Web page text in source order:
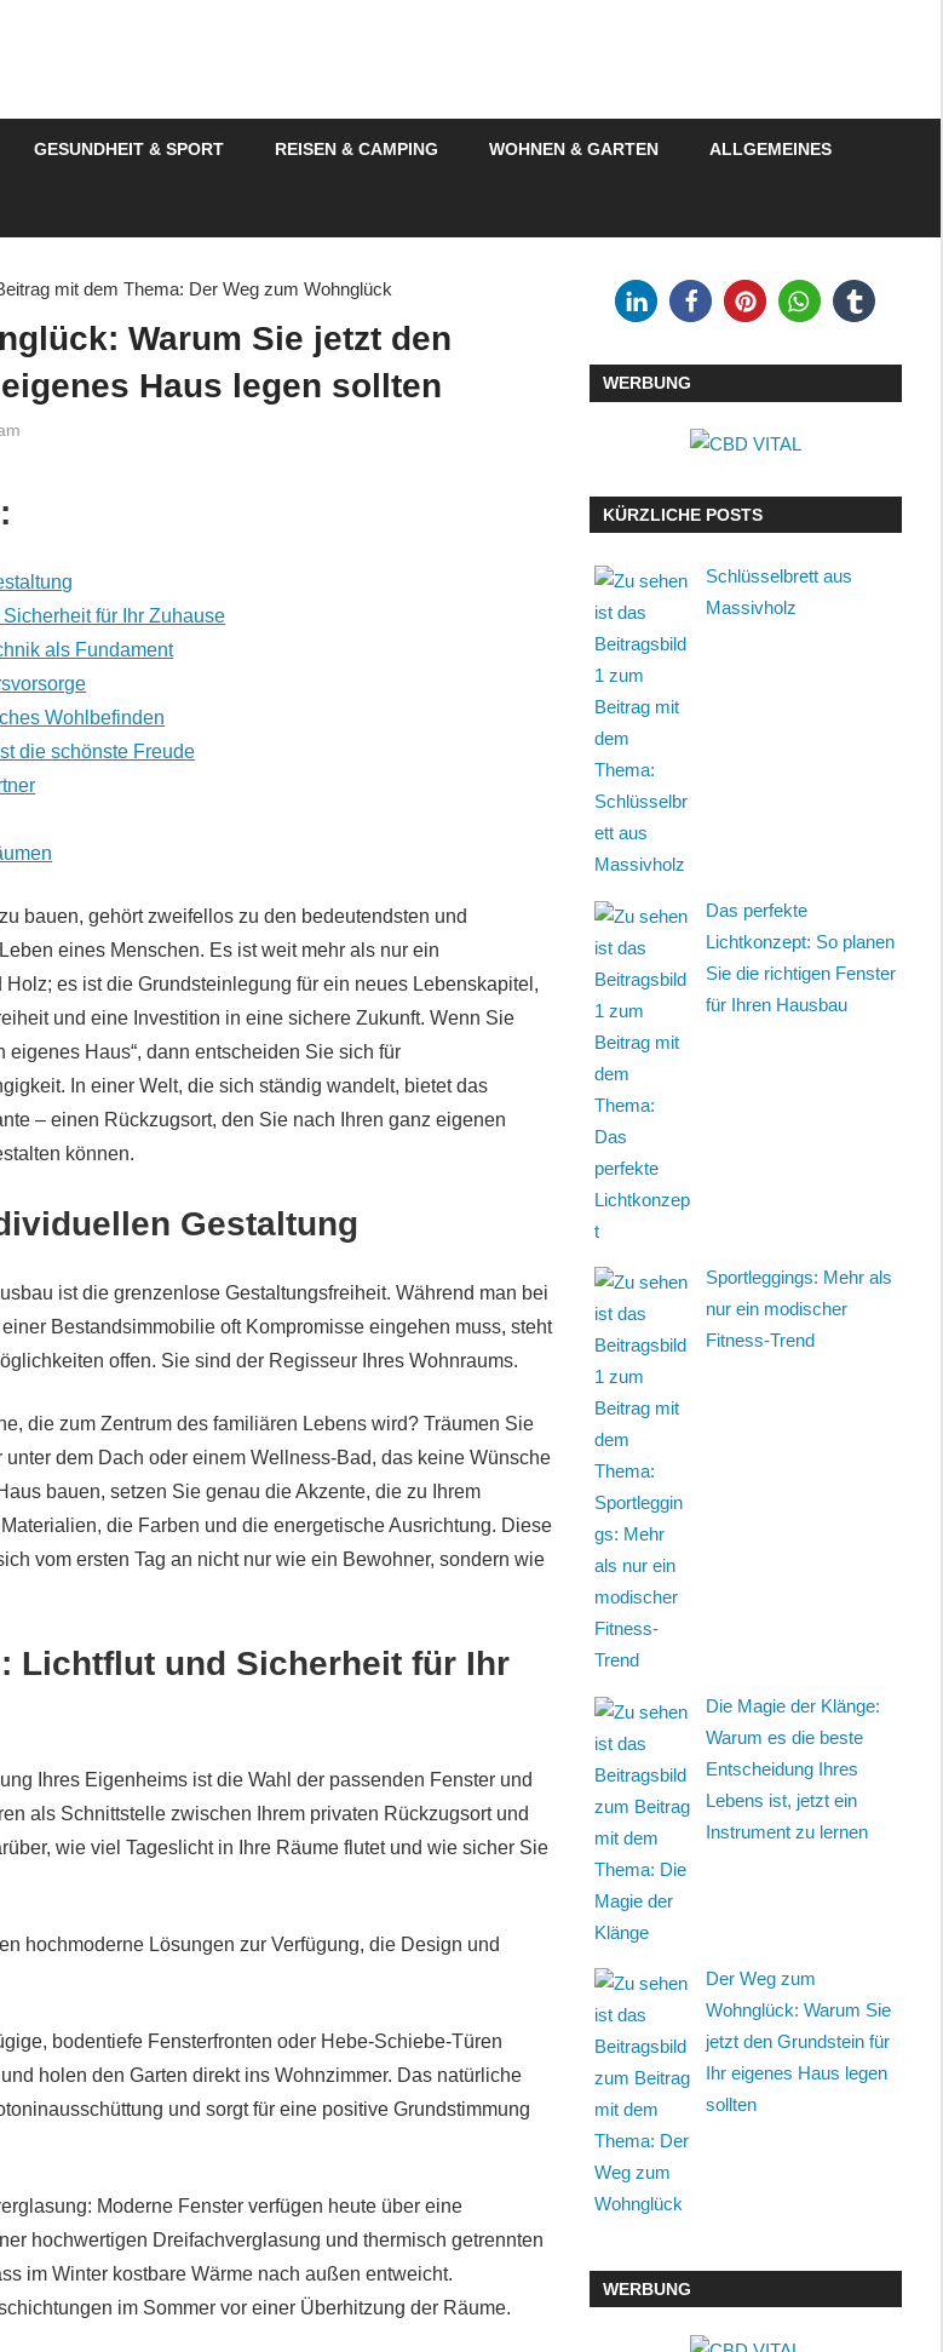
GESUNDHEIT & SPORT REISEN & CAMPING WOHNEN & GARTEN ALLGEMEINES
Warum Sie jetzt den
Haus legen sollten
für Ihr Zuhause
als Fundament
Wohlbefinden
die schönste Freude
bauen, gehört zweifellos zu den bedeutendsten und
eines Menschen. Es ist weit mehr als nur ein
es ist die Grundsteinlegung für ein neues Lebenskapitel,
und eine Investition in eine sichere Zukunft. Wenn Sie
eigenes Haus“, dann entscheiden Sie sich für
In einer Welt, die sich ständig wandelt, bietet das
– einen Rückzugsort, den Sie nach Ihren ganz eigenen
können.
Gestaltung
ist die grenzenlose Gestaltungsfreiheit. Während man bei
Bestandsimmobilie oft Kompromisse eingehen muss, steht
offen. Sie sind der Regisseur Ihres Wohnraums.
die zum Zentrum des familiären Lebens wird? Träumen Sie
dem Dach oder einem Wellness-Bad, das keine Wünsche
bauen, setzen Sie genau die Akzente, die zu Ihrem
die Farben und die energetische Ausrichtung. Diese
vom ersten Tag an nicht nur wie ein Bewohner, sondern wie
Lichtflut und Sicherheit für Ihr
Ihres Eigenheims ist die Wahl der passenden Fenster und
als Schnittstelle zwischen Ihrem privaten Rückzugsort und
wie viel Tageslicht in Ihre Räume flutet und wie sicher Sie
hochmoderne Lösungen zur Verfügung, die Design und
bodentiefe Fensterfronten oder Hebe-Schiebe-Türen
holen den Garten direkt ins Wohnzimmer. Das natürliche
und sorgt für eine positive Grundstimmung
Moderne Fenster verfügen heute über eine
hochwertigen Dreifachverglasung und thermisch getrennten
im Winter kostbare Wärme nach außen entweicht.
im Sommer vor einer Überhitzung der Räume.
WERBUNG
KÜRZLICHE POSTS
Schlüsselbrett aus
Massivholz
Das perfekte
Lichtkonzept: So planen
Sie die richtigen Fenster
für Ihren Hausbau
Sportleggings: Mehr als
nur ein modischer
Fitness-Trend
Die Magie der Klänge:
Warum es die beste
Entscheidung Ihres
Lebens ist, jetzt ein
Instrument zu lernen
Der Weg zum
Wohnglück: Warum Sie
jetzt den Grundstein für
Ihr eigenes Haus legen
sollten
WERBUNG